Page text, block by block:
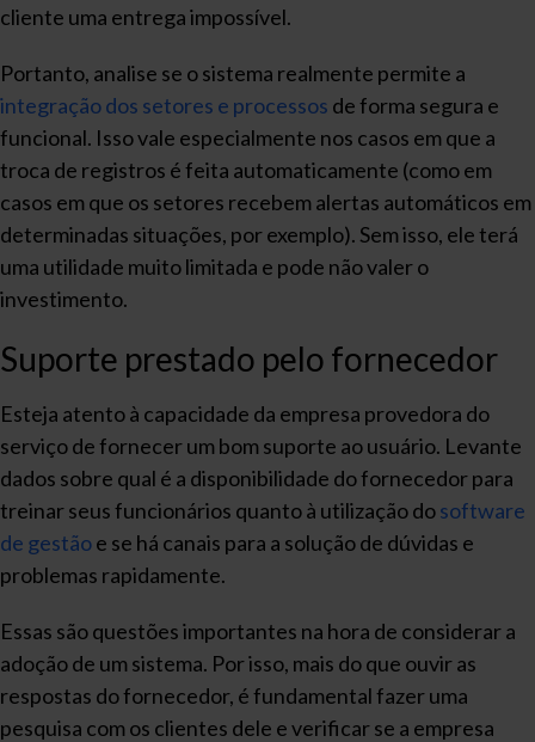
cliente uma entrega impossível.
Portanto, analise se o sistema realmente permite a
integração dos setores e processos de forma segura e
funcional. Isso vale especialmente nos casos em que a
troca de registros é feita automaticamente (como em
casos em que os setores recebem alertas automáticos em
determinadas situações, por exemplo). Sem isso, ele terá
uma utilidade muito limitada e pode não valer o
investimento.
Suporte prestado pelo fornecedor
Esteja atento à capacidade da empresa provedora do
serviço de fornecer um bom suporte ao usuário. Levante
dados sobre qual é a disponibilidade do fornecedor para
treinar seus funcionários quanto à utilização dosoftware
de gestãoe se há canais para a solução de dúvidas e
problemas rapidamente.
Essas são questões importantes na hora de considerar a
adoção de um sistema. Por isso, mais do que ouvir as
respostas do fornecedor, é fundamental fazer uma
pesquisa com os clientes dele e verificar se a empresa